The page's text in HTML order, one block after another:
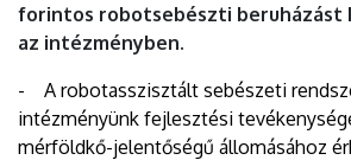
forintos robotsebészti beruházást
az intézményben.
- A robotasszisztált sebészeti
intézményünk fejlesztési
mérföldkő-jelentőségű állomásához